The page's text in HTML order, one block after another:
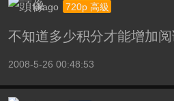
kkago 720p 高級
不知道多少积分才能增加
2008-5-26 00:48:53